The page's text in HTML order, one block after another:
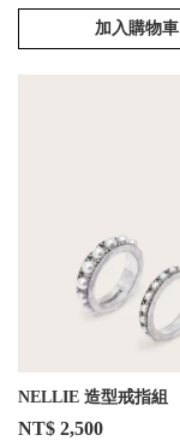
加入購物車
NELLIE 造型戒指組
NT$ 2,500